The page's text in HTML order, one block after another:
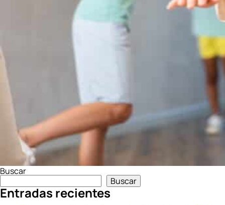
Buscar
Buscar
Entradas recientes